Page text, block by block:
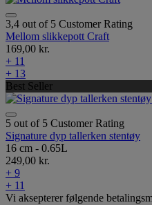
3,4 out of 5 Customer Rating
Mellom slikkepott Craft
169,00 kr.
+ 11
+ 13
Best Seller
5 out of 5 Customer Rating
Signature dyp tallerken stentøy
16 cm - 0.65L
249,00 kr.
+ 9
+ 11
Vi aksepterer følgende